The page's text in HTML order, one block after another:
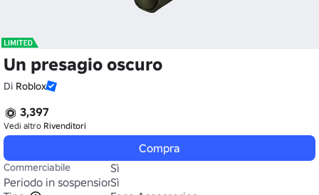
Un presagio oscuro
Di Roblox
3,397
Vedi altro Rivenditori
Compra
Commerciabile
Sì
Periodo in sospensione
Sì